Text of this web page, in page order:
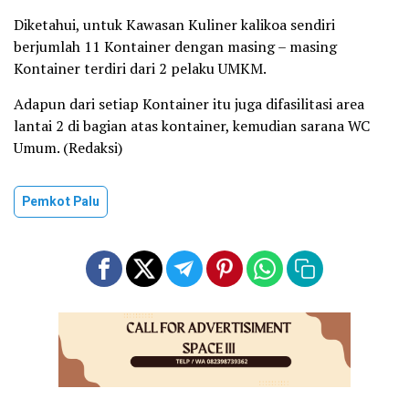
Diketahui, untuk Kawasan Kuliner kalikoa sendiri
berjumlah 11 Kontainer dengan masing – masing
Kontainer terdiri dari 2 pelaku UMKM.
Adapun dari setiap Kontainer itu juga difasilitasi area
lantai 2 di bagian atas kontainer, kemudian sarana WC
Umum. (Redaksi)
Pemkot Palu